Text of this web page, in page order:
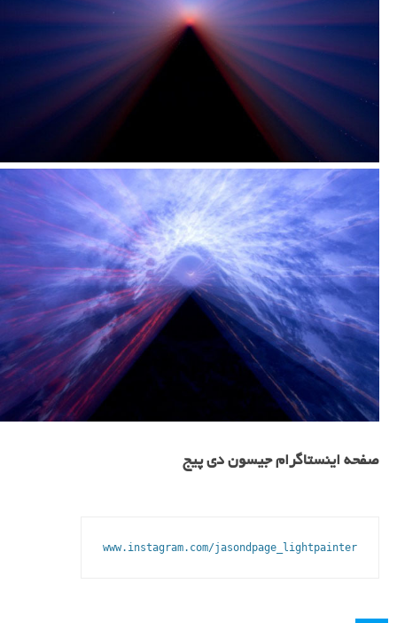
صفحه اینستاگرام جیسون دی پیج
www.instagram.com/jasondpage_lightpainter